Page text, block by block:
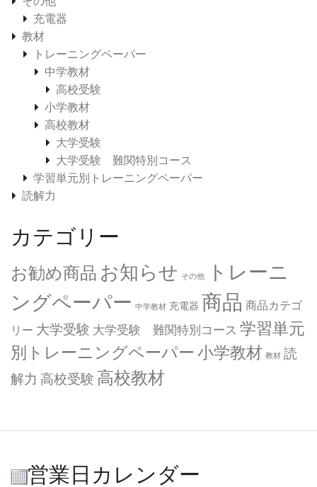
充電器
教材
トレーニングペーパー
中学教材
高校受験
小学教材
高校教材
大学受験
大学受験 難関特別コース
学習単元別トレーニングペーパー
読解力
カテゴリー
お勧め商品 お知らせ その他
トレーニ
ングペーパー 中学教材 充電器 商品 商品カテゴ
リー 大学受験 大学受験 難関特別コース 学習単元
別トレーニングペーパー 小学教材 教材 読
解力 高校受験 高校教材
営業日カレンダー